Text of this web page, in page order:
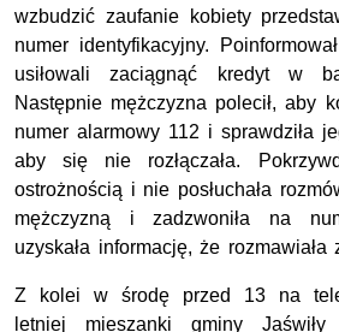
wzbudzić zaufanie kobiety
numer identyfikacyjny.
usiłowali zaciągnąć kredyt w
Następnie mężczyzna polecił, aby
numer alarmowy 112 i sprawdziła
aby się nie rozłączała.
ostrożnością i nie posłuchała
mężczyzną i zadzwoniła na
uzyskała informację, że rozmawiała
Z kolei w środę przed 13 na
letniej mieszanki gminy Jaświły